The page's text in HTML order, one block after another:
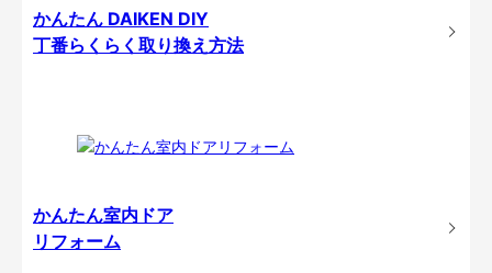
かんたん DAIKEN DIY
丁番らくらく取り換え方法
かんたん室内ドア
リフォーム